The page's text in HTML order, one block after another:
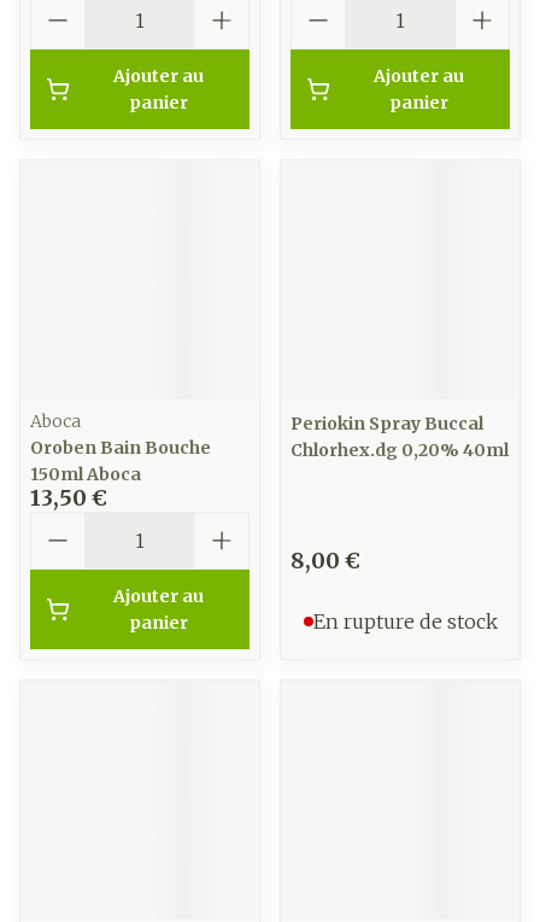
Ajouter au
panier
Ajouter au
panier
Aboca
Oroben Bain Bouche
150ml Aboca
13,50 €
Ajouter au
panier
Periokin Spray Buccal
Chlorhex.dg 0,20% 40ml
8,00 €
En rupture de stock